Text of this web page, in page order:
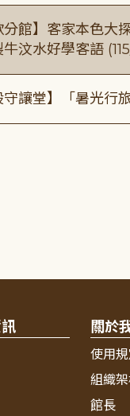
分館】客家本色大
牛汶水好學客語
守讓堂】「暑光
關於
使用
組織
館長